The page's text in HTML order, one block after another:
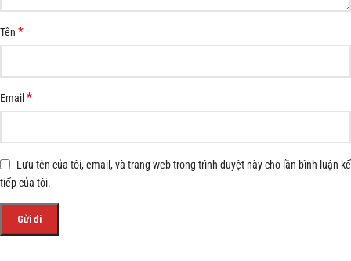
Tên *
Email*
Lưu tên của tôi, email, và trang web trong trình duyệt này cho lần bình luận kế
tiếp của tôi.